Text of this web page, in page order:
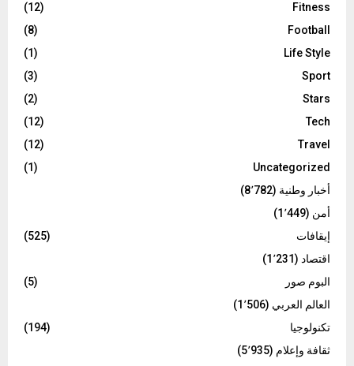
Fitness
(12)
Football
(8)
Life Style
(1)
Sport
(3)
Stars
(2)
Tech
(12)
Travel
(12)
Uncategorized
(1)
أخبار وطنية (8٬782)
أمن (1٬449)
إيقافات
(525)
اقتصاد (1٬231)
البوم صور
(5)
العالم العربي (1٬506)
تكنولوجيا
(194)
ثقافة وإعلام (5٬935)